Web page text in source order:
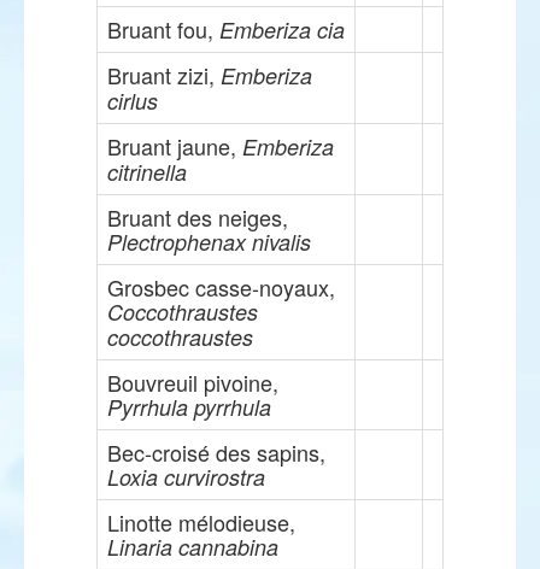
Bruant fou, Emberiza cia
Bruant zizi, Emberiza
cirlus
Bruant jaune, Emberiza
citrinella
Bruant des neiges,
Plectrophenax nivalis
Grosbec casse-noyaux,
Coccothraustes
coccothraustes
Bouvreuil pivoine,
Pyrrhula pyrrhula
Bec-croisé des sapins,
Loxia curvirostra
Linotte mélodieuse,
Linaria cannabina